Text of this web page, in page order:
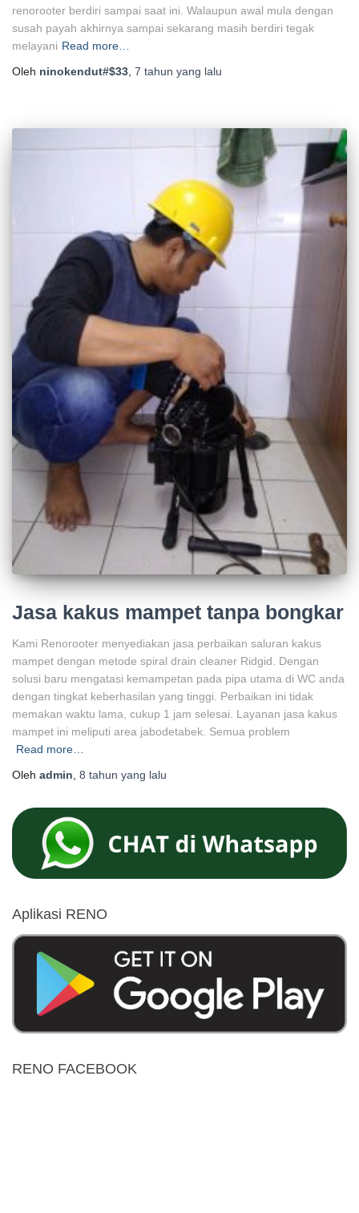
renorooter berdiri sampai saat ini. Walaupun awal mula dengan
susah payah akhirnya sampai sekarang masih berdiri tegak
melayani Read more…
Oleh ninokendut#$33 7 tahun yang lalu
Jasa kakus mampet tanpa bongkar
Kami Renorooter menyediakan jasa perbaikan saluran kakus
mampet dengan metode spiral drain cleaner Ridgid. Dengan
solusi baru mengatasi kemampetan pada pipa utama di WC anda
dengan tingkat keberhasilan yang tinggi. Perbaikan ini tidak
memakan waktu lama, cukup 1 jam selesai. Layanan jasa kakus
mampet ini meliputi area jabodetabek. Semua problem
Read more…
Oleh admin 8 tahun yang lalu
Aplikasi RENO
RENO FACEBOOK